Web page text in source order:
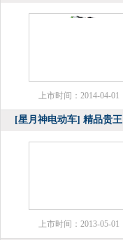
上市时间：2014-04-01
[星月神电动车] 精品贵王
上市时间：2013-05-01